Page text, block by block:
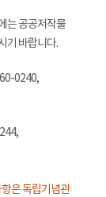
는 공공저작물
기 바랍니다.
0240,
은 독립기념관